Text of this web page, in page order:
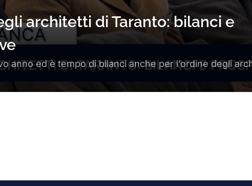
architetti di Taranto: bilanci e
anno ed è tempo di bilanci anche per l’ordine degli